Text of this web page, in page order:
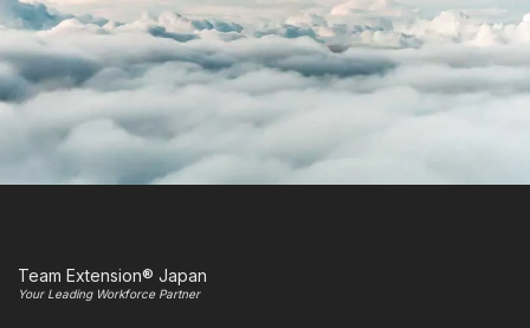
Team Extension® Japan
Your Leading Workforce Partner